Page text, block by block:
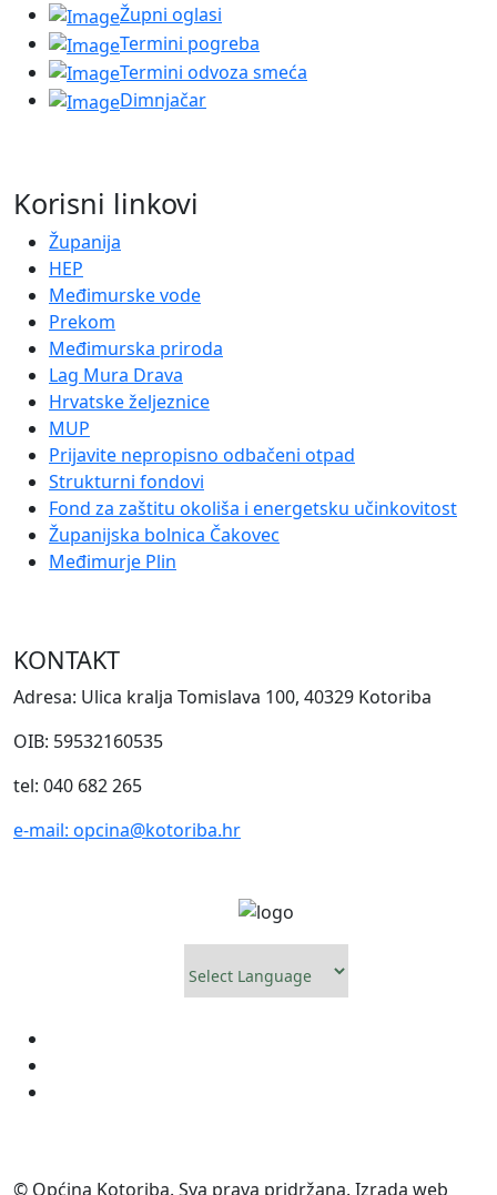
Župni oglasi
Termini pogreba
Termini odvoza smeća
Dimnjačar
Korisni linkovi
Županija
HEP
Međimurske vode
Prekom
Međimurska priroda
Lag Mura Drava
Hrvatske željeznice
MUP
Prijavite nepropisno odbačeni otpad
Strukturni fondovi
Fond za zaštitu okoliša i energetsku učinkovitost
Županijska bolnica Čakovec
Međimurje Plin
KONTAKT
Adresa: Ulica kralja Tomislava 100, 40329 Kotoriba
OIB: 59532160535
tel: 040 682 265
e-mail: opcina@kotoriba.hr
© Općina Kotoriba. Sva prava pridržana. Izrada web